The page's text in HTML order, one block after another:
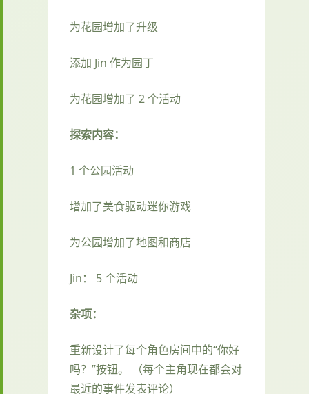
为花园增加了升级
添加 Jin 作为园丁
为花园增加了 2 个活动
探索内容：
1 个公园活动
增加了美食驱动迷你游戏
为公园增加了地图和商店
Jin： 5 个活动
杂项：
重新设计了每个角色房间中的“你好
吗？”按钮。 （每个主角现在都会对
最近的事件发表评论）